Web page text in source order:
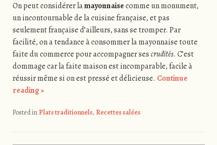
On peut considérer lamayonnaisecomme un monument,
un incontournable de la cuisine française, et pas
seulement française d’ailleurs, sans se tromper. Par
facilité, on a tendance à consommer la mayonnaise toute
faite du commerce pour accompagner sescrudités. C’est
dommage car la faite maison est incomparable, facile à
réussir même si on est pressé et délicieuse. Continue
reading»
Posted in Plats traditionnels, Recettes salées